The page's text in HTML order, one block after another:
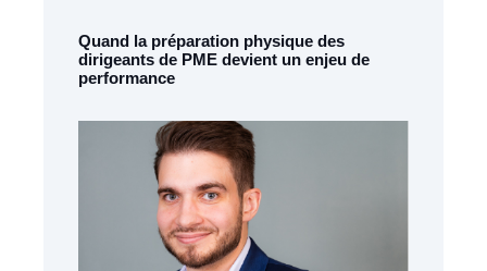
Quand la préparation physique des
dirigeants de PME devient un enjeu de
performance